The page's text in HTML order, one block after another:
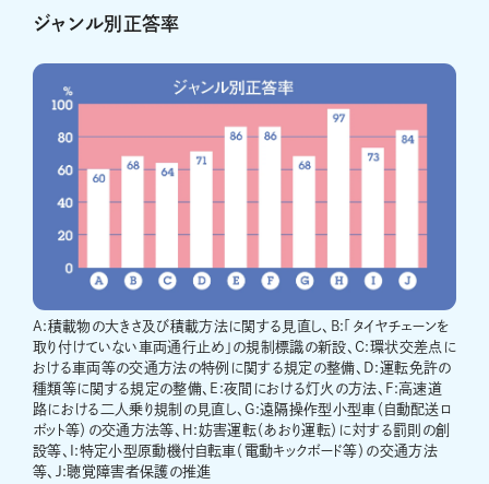
ジャンル別正答率
A:積載物の大きさ及び積載方法に関する見直し、B:「タイヤチェーンを
取り付けていない車両通行止め」の規制標識の新設、C:環状交差点に
おける車両等の交通方法の特例に関する規定の整備、D:運転免許の
種類等に関する規定の整備、E:夜間における灯火の方法、F:高速道
路における二人乗り規制の見直し、G:遠隔操作型小型車（自動配送ロ
ボット等）の交通方法等、H:妨害運転（あおり運転）に対する罰則の創
設等、I:特定小型原動機付自転車（電動キックボード等）の交通方法
等、J:聴覚障害者保護の推進